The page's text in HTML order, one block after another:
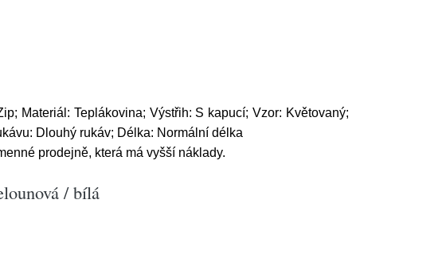
Materiál: Teplákovina; Výstřih: S kapucí; Vzor: Květovaný;
Dlouhý rukáv; Délka: Normální délka
prodejně, která má vyšší náklady.
/ bílá